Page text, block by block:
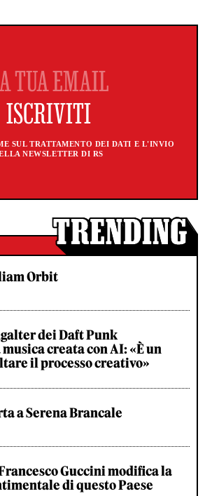
SUL TRATTAMENTO DEI DATI E L'INVIO
NEWSLETTER DI RS
Orbit
dei Daft Punk
creata con AI: «È un
il processo creativo»
a Serena Brancale
Guccini modifica la
di questo Paese